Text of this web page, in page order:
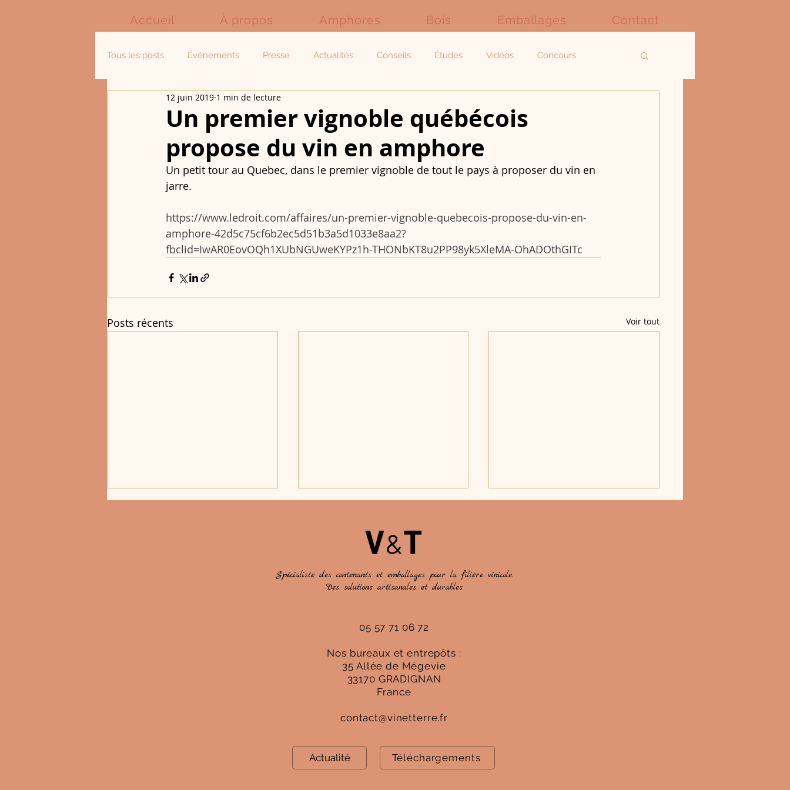
Accueil À propos Amphores Bois Emballages Contact
Tous les posts Événements Presse Actualités Conseils Études Vidéos Concours
Un premier vignoble québécois
propose du vin en amphore
12 juin 2019 1 min de lecture
Un petit tour au Quebec, dans le premier vignoble de tout le pays à proposer du vin en
jarre.
https://www.ledroit.com/affaires/un-premier-vignoble-quebecois-propose-du-vin-en-
amphore-42d5c75cf6b2ec5d51b3a5d1033e8aa2?
fbclid=IwAR0EovOQh1XUbNGUweKYPz1h-THONbKT8u2PP98yk5XleMA-OhADOthGITc
Posts récents Voir tout
pratiques recommandées
V&T
Spécialiste des contenants et emballages pour la filière vinicole.
Des solutions artisanales et durables
05 57 71 06 72
Nos bureaux et entrepôts :
35 Allée de Mégevie
33170 GRADIGNAN
France
contact@vinetterre.fr
Actualité Téléchargements